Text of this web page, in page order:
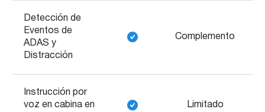
Detección de
Eventos de
ADAS y
Distracción
Complemento
Instrucción por
voz en cabina en
Limitado